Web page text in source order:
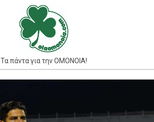
Τα πάντα για την ΟΜΟΝΟΙΑ!